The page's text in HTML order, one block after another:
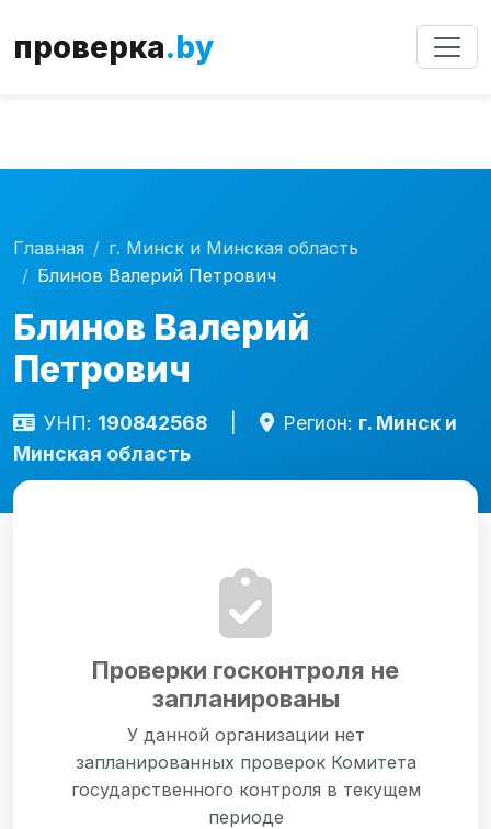
Сервис работает в тестовом режиме.
Возможны неточности в данных.
проверка.by
Главная
г. Минск и Минская область
Блинов Валерий Петрович
Блинов Валерий
Петрович
УНП: 190842568 Регион: г. Минск и
Минская область
Проверки госконтроля не
запланированы
У данной организации нет
запланированных проверок Комитета
государственного контроля в текущем
периоде